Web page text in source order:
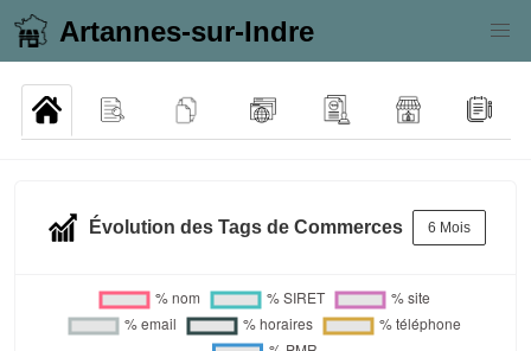
Artannes-sur-Indre
Évolution des Tags de Commerces 6 Mois